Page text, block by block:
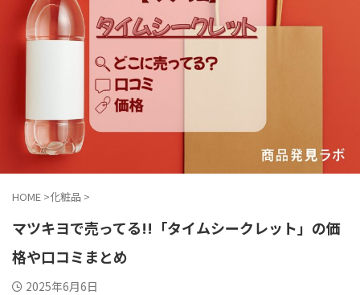
HOME >化粧品 >
マツキヨで売ってる!!「タイムシークレット」の価
格や口コミまとめ
2025年6月6日